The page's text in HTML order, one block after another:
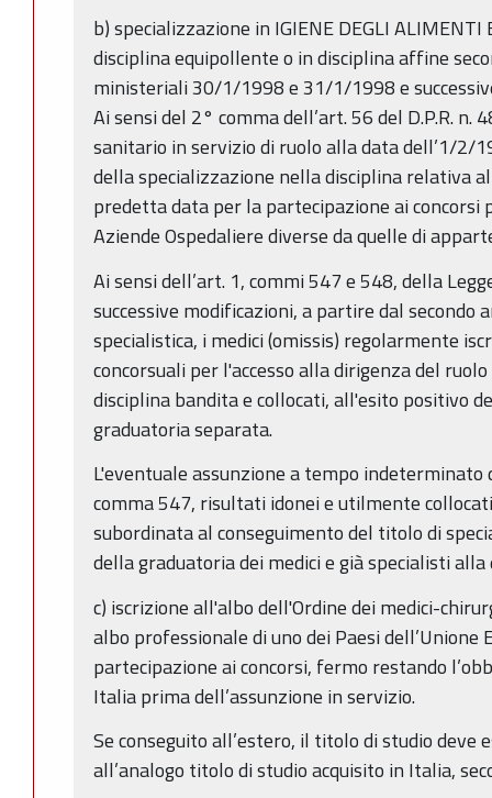
b) specializzazione in IGIENE DEGLI
disciplina equipollente o in disciplina affine
ministeriali 30/1/1998 e 31/1/1998 e
Ai sensi del 2° comma dell’art. 56 del D.P.R.
sanitario in servizio di ruolo alla data dell’1/2/
della specializzazione nella disciplina relativa
predetta data per la partecipazione ai concorsi
Aziende Ospedaliere diverse da quelle di
Ai sensi dell’art. 1, commi 547 e 548, della
successive modificazioni, a partire dal secondo
specialistica, i medici (omissis) regolarmente
concorsuali per l'accesso alla dirigenza del
disciplina bandita e collocati, all'esito positivo
graduatoria separata.
L'eventuale assunzione a tempo indeterminato
comma 547, risultati idonei e utilmente
subordinata al conseguimento del titolo di
della graduatoria dei medici e già specialisti
c) iscrizione all'albo dell'Ordine dei medici-
albo professionale di uno dei Paesi dell’Unione
partecipazione ai concorsi, fermo restando
Italia prima dell’assunzione in servizio.
Se conseguito all’estero, il titolo di studio deve
all’analogo titolo di studio acquisito in Italia,